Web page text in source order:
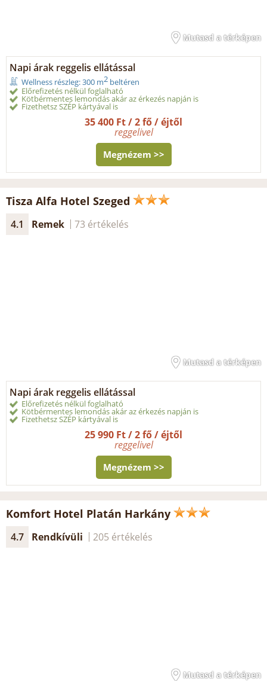
Mutasd a térképen
Napi árak reggelis ellátással
Wellness részleg: 300 m2 beltéren
Előrefizetés nélkül foglalható
Kötbérmentes lemondás akár az érkezés napján is
Fizethetsz SZÉP kártyával is
35 400 Ft / 2 fő / éjtől
reggelivel
Megnézem >>
Tisza Alfa Hotel Szeged
4.1 Remek 73 értékelés
Mutasd a térképen
Napi árak reggelis ellátással
Előrefizetés nélkül foglalható
Kötbérmentes lemondás akár az érkezés napján is
Fizethetsz SZÉP kártyával is
25 990 Ft / 2 fő / éjtől
reggelivel
Megnézem >>
Komfort Hotel Platán Harkány
4.7 Rendkívüli 205 értékelés
Mutasd a térképen